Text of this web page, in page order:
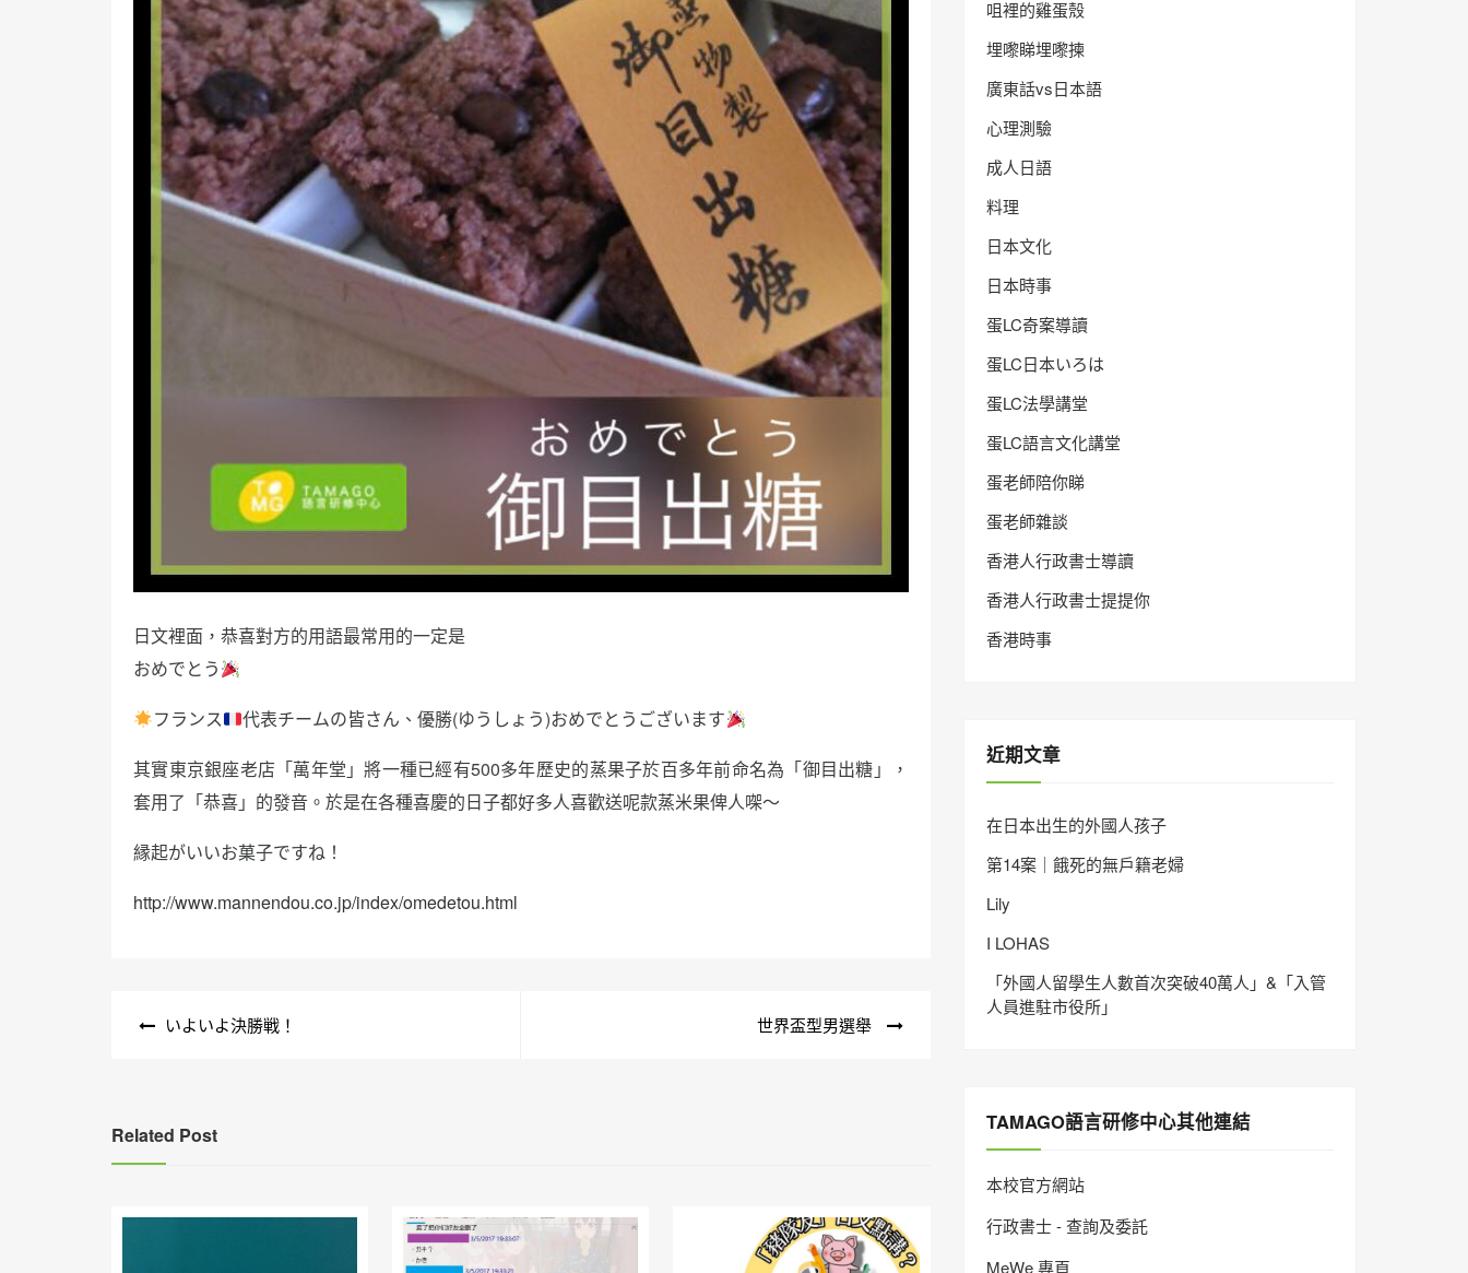
日文裡面，恭喜對方的用語最常用的一定是
おめでとう
フランス
代表チームの皆さん、優勝(ゆうしょう)おめでとうございます
其實東京銀座老店「萬年堂」將一種已經有500多年歷史的蒸果子於百多年前命名為「御目出糖」，
套用了「恭喜」的發音。於是在各種喜慶的日子都好多人喜歡送呢款蒸米果俾人㗎～
縁起がいいお菓子ですね！
http://www.mannendou.co.jp/index/omedetou.html
いよいよ決勝戦！ 世界盃型男選舉
Related Post
咀裡的雞蛋殼
埋嚟睇埋嚟揀
廣東話vs日本語
心理測驗
成人日語
料理
日本文化
日本時事
蛋LC奇案導讀
蛋LC日本いろは
蛋LC法學講堂
蛋LC語言文化講堂
蛋老師陪你睇
蛋老師雜談
香港人行政書士導讀
香港人行政書士提提你
香港時事
近期文章
在日本出生的外國人孩子
第14案｜餓死的無戶籍老婦
Lily
I LOHAS
「外國人留學生人數首次突破40萬人」&「入管
人員進駐市役所」
TAMAGO語言研修中心其他連結
本校官方網站
行政書士 - 查詢及委託
MeWe 專頁